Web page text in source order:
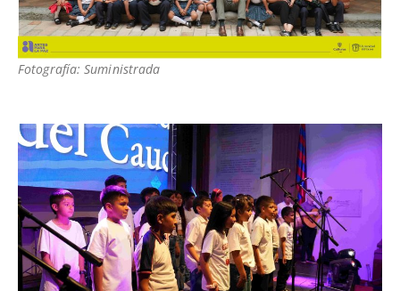
Fotografía: Suministrada